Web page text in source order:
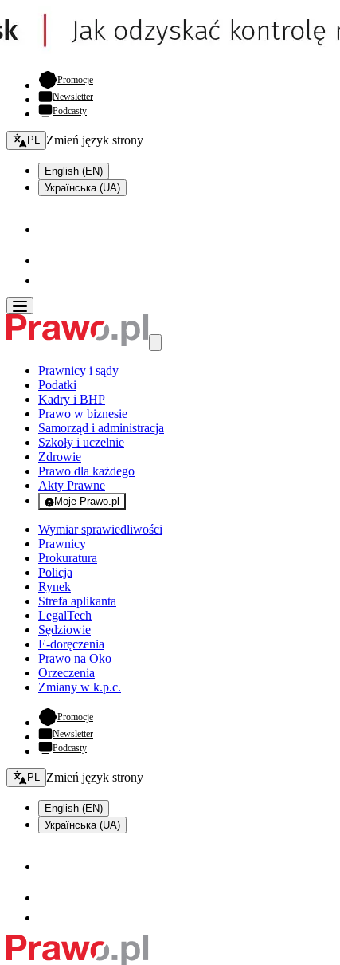
Promocje- otwiera się w nowej karcie
Newsletter
Podcasty
Zmień język - bieżący:
PL Zmień język strony
English (EN)
Українська (UA)
Prawnicy i sądy
Podatki
Kadry i BHP
Prawo w biznesie
Samorząd i administracja
Szkoły i uczelnie
Zdrowie
Prawo dla każdego
Akty Prawne
Moje Prawo.pl
- rejestracja i logowanie do serwisu
Wymiar sprawiedliwości
Prawnicy
Prokuratura
Policja
Rynek
Strefa aplikanta
LegalTech
Sędziowie
E-doręczenia
Prawo na Oko
Orzeczenia
Zmiany w k.p.c.
Promocje- otwiera się w nowej karcie
Newsletter
Podcasty
Zmień język - bieżący:
PL Zmień język strony
English (EN)
Українська (UA)